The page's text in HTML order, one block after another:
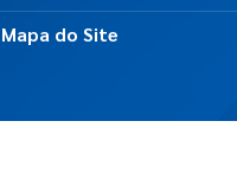
Mapa do Site